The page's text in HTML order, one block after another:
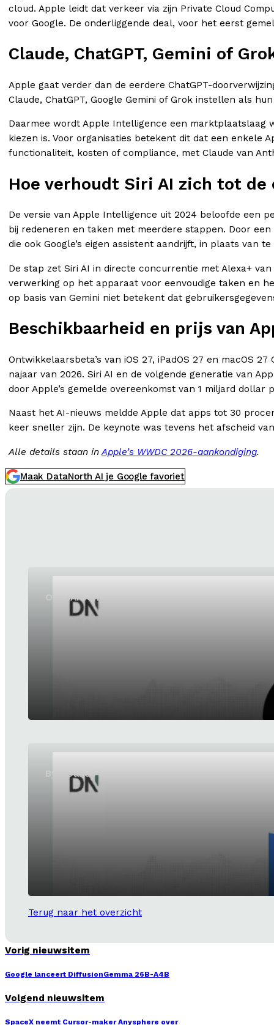
cloud. Apple leidt dat verkeer via zijn Private Cloud
voor Google. De onderliggende deal, voor het eerst
Claude, ChatGPT, Gemini of
Apple gaat verder dan de eerdere ChatGPT-
Claude, ChatGPT, Google Gemini of Grok instellen als
Daarmee wordt Apple Intelligence een
kiezen is. Voor organisaties betekent dit dat een
functionaliteit, kosten of compliance, met Claude van
Hoe verhoudt Siri AI zich tot de
De versie van Apple Intelligence uit 2024 beloofde een
bij redeneren en taken met meerdere stappen. Door
die ook Google’s eigen assistent aandrijft, in plaats van
De stap zet Siri AI in directe concurrentie met Alexa+
verwerking op het apparaat voor eenvoudige taken en
op basis van Gemini niet betekent dat
Beschikbaarheid en prijs van
Ontwikkelaarsbeta’s van iOS 27, iPadOS 27 en macOS
najaar van 2026. Siri AI en de volgende generatie van
door Apple’s gemelde overeenkomst van 1 miljard dollar
Naast het AI-nieuws meldde Apple dat apps tot 30
keer sneller zijn. De keynote was tevens het afscheid
Alle details staan in Apple’s WWDC 2026-aankondiging.
Maak DataNorth AI je Google favoriet
OpenAI vernieuwt GPT-5.6 Sol en GPT-5.6
ByteDance lanceert SeedRealtime
Terug naar het overzicht
Vorig nieuwsitem
Google lanceert DiffusionGemma 26B-A4B
Volgend nieuwsitem
SpaceX neemt Cursor-maker Anysphere over